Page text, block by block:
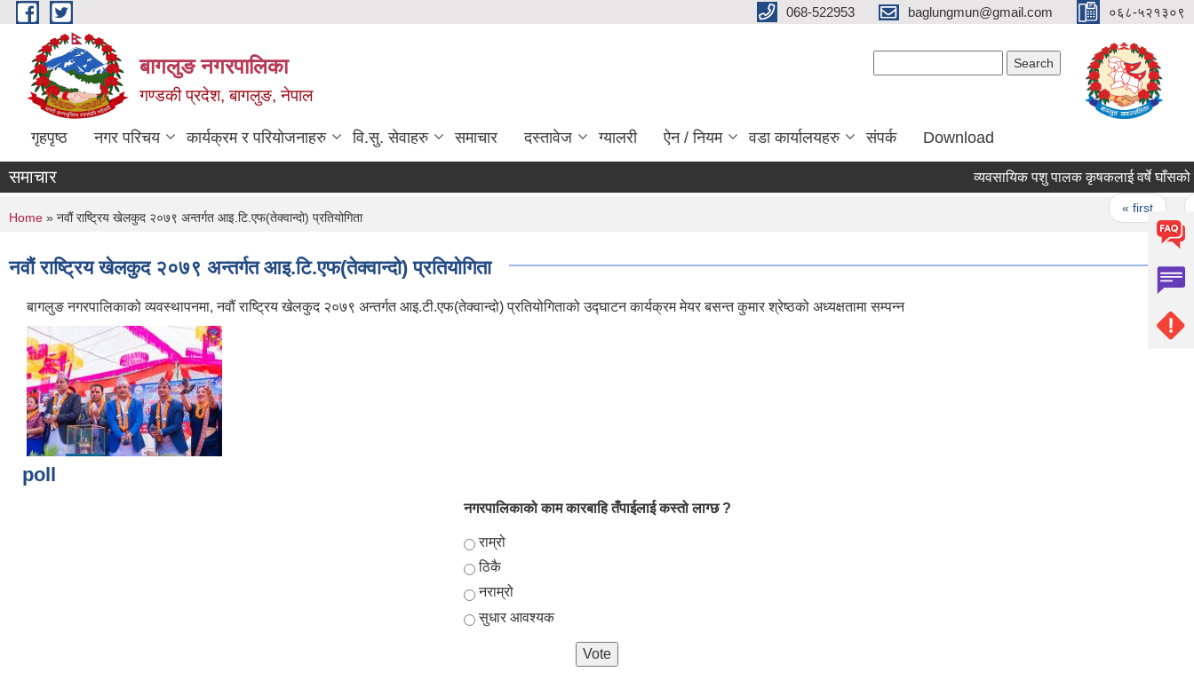
Skip to main content 068-522953 baglungmun@gmail.com ०६८-५२१३०९
बागलुङ नगरपालिका
गण्डकी प्रदेश, बागलुङ, नेपाल
गृहपृष्ठ नगर परिचय कार्यक्रम र परियोजनाहरु वि.सु. सेवाहरु समाचार दस्तावेज ग्यालरी ऐन / नियम वडा कार्यालयहरु संपर्क Download
समाचार व्यवसायिक पशु पालक कृषकलाई वर्षे घाँसको
« first
You are here
Home » नवौं राष्ट्रिय खेलकुद २०७९ अन्तर्गत आइ.टि.एफ(तेक्वान्दो) प्रतियोगिता
नवौं राष्ट्रिय खेलकुद २०७९ अन्तर्गत आइ.टि.एफ(तेक्वान्दो) प्रतियोगिता
बागलुङ नगरपालिकाको व्यवस्थापनमा, नवौं राष्ट्रिय खेलकुद २०७९ अन्तर्गत आइ.टी.एफ(तेक्वान्दो) प्रतियोगिताको उद्घाटन कार्यक्रम मेयर बसन्त कुमार श्रेष्ठको अध्यक्षतामा सम्पन्न
poll
नगरपालिकाको काम कारबाहि तँपाईलाई कस्तो लाग्छ ?
Choices
राम्रो
ठिकै
नराम्रो
सुधार आवश्यक